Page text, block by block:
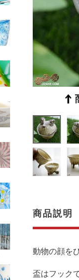
商品説明
動物の顔を
盃はフック